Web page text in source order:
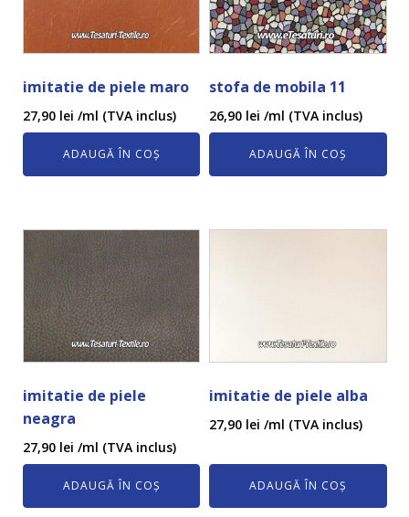
imitatie de piele maro
27,90 lei /ml (TVA inclus)
ADAUGĂ ÎN COȘ
stofa de mobila 11
26,90 lei /ml (TVA inclus)
ADAUGĂ ÎN COȘ
imitatie de piele
neagra
27,90 lei /ml (TVA inclus)
ADAUGĂ ÎN COȘ
imitatie de piele alba
27,90 lei /ml (TVA inclus)
ADAUGĂ ÎN COȘ